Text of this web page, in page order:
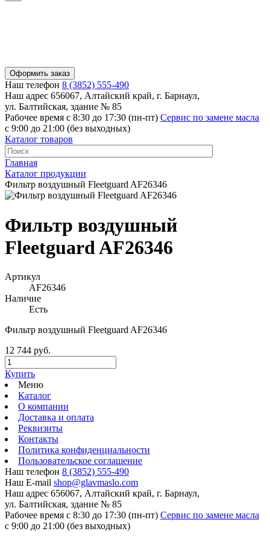
Оформить заказ
Наш телефон 8 (3852) 555-490
Наш адрес 656067, Алтайский край, г. Барнаул,
ул. Балтийская, здание № 85
Рабочее время с 8:30 до 17:30 (пн-пт) Сервис по замене масла
с 9:00 до 21:00 (без выходных)
Каталог товаров
Главная
Каталог продукции
Фильтр воздушный Fleetguard AF26346
Фильтр воздушный
Fleetguard AF26346
Артикул
AF26346
Наличие
Есть
Фильтр воздушный Fleetguard AF26346
12 744 руб.
Купить
Меню
Каталог
О компании
Доставка и оплата
Реквизиты
Контакты
Политика конфиденциальности
Пользовательское соглашение
Наш телефон 8 (3852) 555-490
Наш E-mail shop@glavmaslo.com
Наш адрес 656067, Алтайский край, г. Барнаул,
ул. Балтийская, здание № 85
Рабочее время с 8:30 до 17:30 (пн-пт) Сервис по замене масла
с 9:00 до 21:00 (без выходных)